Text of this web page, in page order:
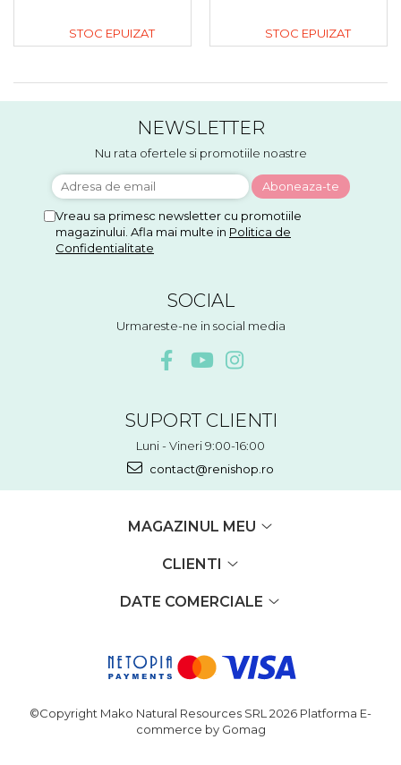
STOC EPUIZAT STOC EPUIZAT
NEWSLETTER
Nu rata ofertele si promotiile noastre
Vreau sa primesc newsletter cu promotiile
magazinului. Afla mai multe in Politica de
Confidentialitate
SOCIAL
Urmareste-ne in social media
SUPORT CLIENTI
Luni - Vineri 9:00-16:00
contact@renishop.ro
MAGAZINUL MEU
CLIENTI
DATE COMERCIALE
©Copyright Mako Natural Resources SRL 2026 Platforma E-
commerce by Gomag